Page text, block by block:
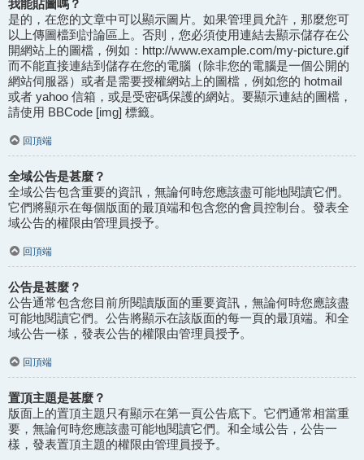
我能貼圖嗎？
是的，在您的文章中可以顯示圖片。如果管理員允許，那麼您可
以上傳圖檔到討論區上。否則，您必須使用連結去顯示儲存在公
開網站上的圖檔，例如：http://www.example.com/my-picture.gif
而不能直接連結到儲存在您的電腦（除非您的電腦是一個公開的
網站伺服器）或者是需要授權網站上的圖檔，例如您的 hotmail
或者 yahoo 信箱，或是受密碼保護的網站。要顯示連結的圖檔，
請使用 BBCode [img] 標籤。
回頂端
全域公告是甚麼？
全域公告包含重要的資訊，無論何時您應該盡可能地閱讀它們。
它們將顯示在每個版面的最頂端和包含您的會員控制台。發表全
域公告的權限由管理員授予。
回頂端
公告是甚麼？
公告通常包含您目前所閱讀版面的重要資訊，無論何時您應該盡
可能地閱讀它們。公告將顯示在該版面的每一頁的最頂端。和全
域公告一樣，發表公告的權限由管理員授予。
回頂端
置頂主題是甚麼？
版面上的置頂主題只有顯示在第一頁公告底下。它們通常相當重
要，無論何時您應該盡可能地閱讀它們。和全域公告，公告一
樣，發表置頂主題的權限由管理員授予。